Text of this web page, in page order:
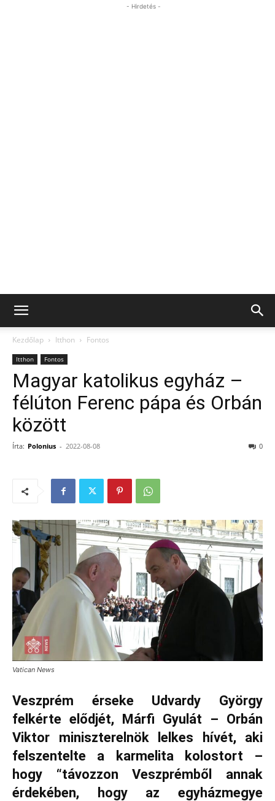
- Hirdetés -
Kezdőlap Itthon Fontos
Itthon Fontos
Magyar katolikus egyház –
félúton Ferenc pápa és Orbán
között
Írta: Polonius - 2022-08-08 0
Vatican News
Veszprém érseke Udvardy György
felkérte elődjét, Márfi Gyulát – Orbán
Viktor miniszterelnök lelkes hívét, aki
felszentelte a karmelita kolostort –
hogy “távozzon Veszprémből annak
érdekében, hogy az egyházmegye